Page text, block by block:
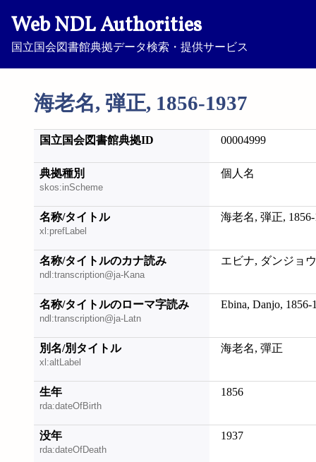
Web NDL Authorities
国立国会図書館典拠データ検索・提供サービス
海老名, 弾正, 1856-1937
国立国会図書館典拠ID 00004999
典拠種別
skos:inScheme
個人名
名称/タイトル
xl:prefLabel
海老名, 弾正, 1856-
名称/タイトルのカナ読み
ndl:transcription@ja-Kana
エビナ, ダンジョ
名称/タイトルのローマ字読み
ndl:transcription@ja-Latn
Ebina, Danjo, 1856-
別名/別タイトル
xl:altLabel
海老名, 彈正
生年
rda:dateOfBirth
1856
没年
rda:dateOfDeath
1937